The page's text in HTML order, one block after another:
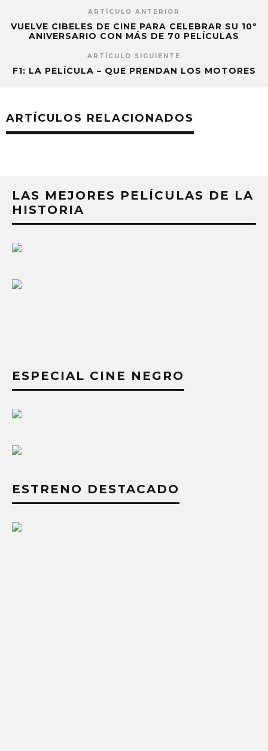
ARTÍCULO ANTERIOR
VUELVE CIBELES DE CINE PARA CELEBRAR SU 10º
ANIVERSARIO CON MÁS DE 70 PELÍCULAS
ARTÍCULO SIGUIENTE
F1: LA PELÍCULA – QUE PRENDAN LOS MOTORES
ARTÍCULOS RELACIONADOS
LAS MEJORES PELÍCULAS DE LA
HISTORIA
ESPECIAL CINE NEGRO
ESTRENO DESTACADO